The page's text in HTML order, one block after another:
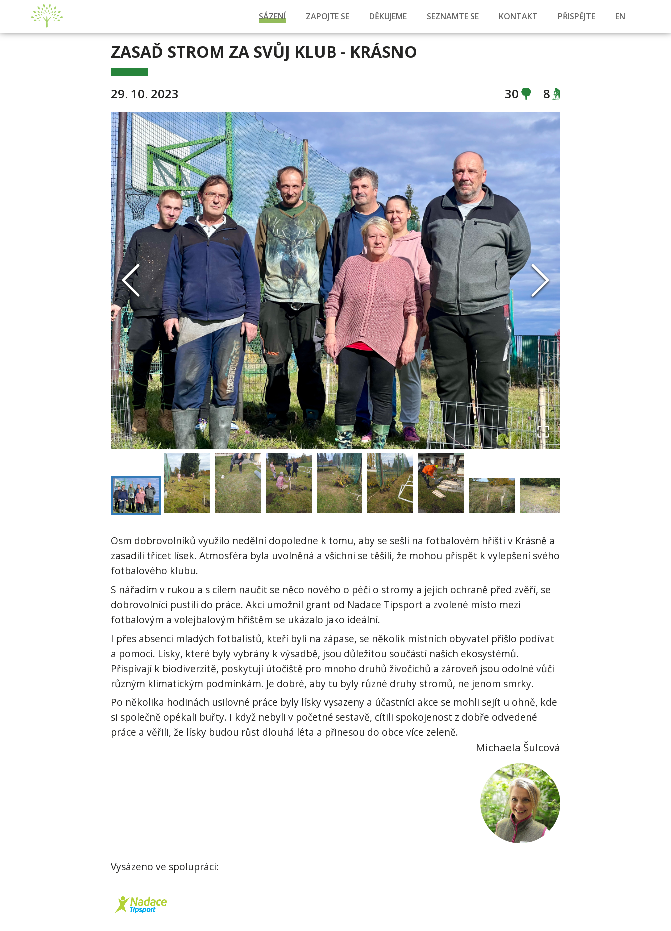
SÁZENÍ ZAPOJTE SE DĚKUJEME SEZNAMTE SE KONTAKT PŘISPĚJTE EN
ZASAĎ STROM ZA SVŮJ KLUB - KRÁSNO
29. 10. 2023 30 8
Osm dobrovolníků využilo nedělní dopoledne k tomu, aby se sešli na fotbalovém hřišti v Krásně a
zasadili třicet lísek. Atmosféra byla uvolněná a všichni se těšili, že mohou přispět k vylepšení svého
fotbalového klubu.
S nářadím v rukou a s cílem naučit se něco nového o péči o stromy a jejich ochraně před zvěří, se
dobrovolníci pustili do práce. Akci umožnil grant od Nadace Tipsport a zvolené místo mezi
fotbalovým a volejbalovým hřištěm se ukázalo jako ideální.
I přes absenci mladých fotbalistů, kteří byli na zápase, se několik místních obyvatel přišlo podívat
a pomoci. Lísky, které byly vybrány k výsadbě, jsou důležitou součástí našich ekosystémů.
Přispívají k biodiverzitě, poskytují útočiště pro mnoho druhů živočichů a zároveň jsou odolné vůči
různým klimatickým podmínkám. Je dobré, aby tu byly různé druhy stromů, ne jenom smrky.
Po několika hodinách usilovné práce byly lísky vysazeny a účastníci akce se mohli sejít u ohně, kde
si společně opékali buřty. I když nebyli v početné sestavě, cítili spokojenost z dobře odvedené
práce a věřili, že lísky budou růst dlouhá léta a přinesou do obce více zeleně.
Michaela Šulcová
Vysázeno ve spolupráci: